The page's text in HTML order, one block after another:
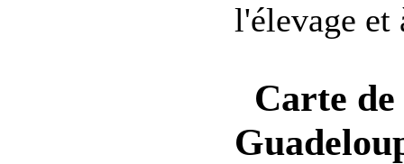
l'élevage
Carte